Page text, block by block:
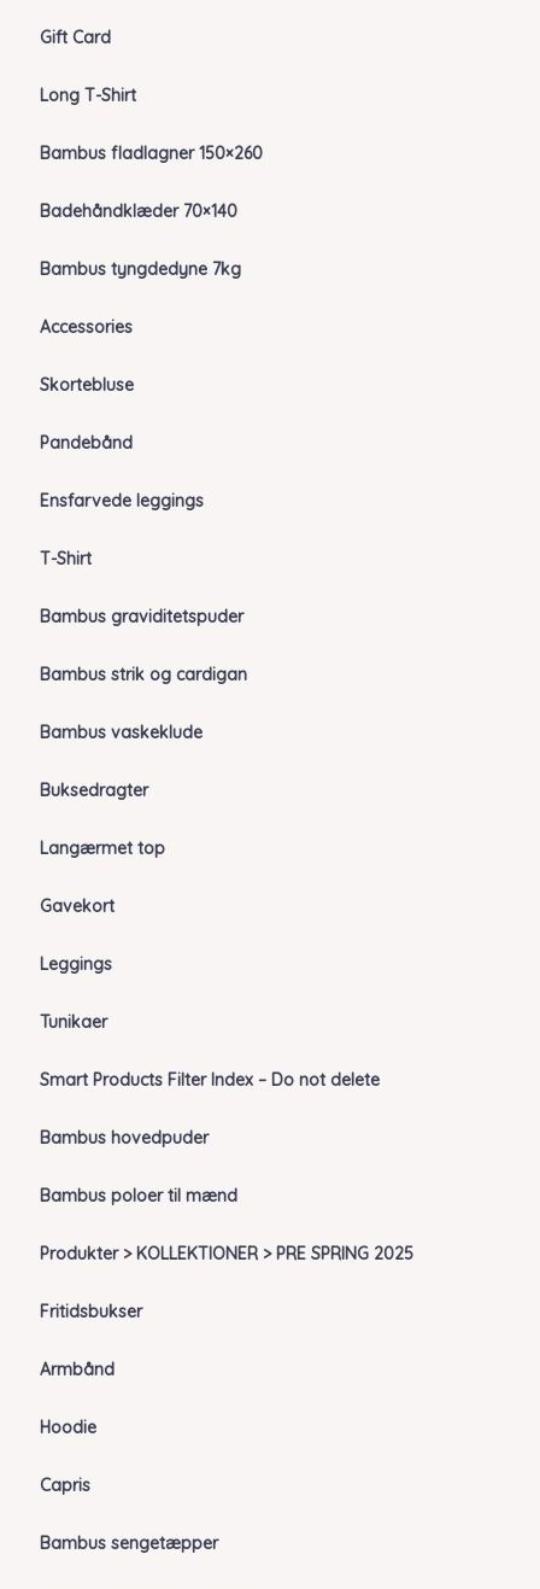
Gift Card
Long T-Shirt
Bambus fladlagner 150×260
Badehåndklæder 70×140
Bambus tyngdedyne 7kg
Accessories
Skortebluse
Pandebånd
Ensfarvede leggings
T-Shirt
Bambus graviditetspuder
Bambus strik og cardigan
Bambus vaskeklude
Buksedragter
Langærmet top
Gavekort
Leggings
Tunikaer
Smart Products Filter Index – Do not delete
Bambus hovedpuder
Bambus poloer til mænd
Produkter > KOLLEKTIONER > PRE SPRING 2025
Fritidsbukser
Armbånd
Hoodie
Capris
Bambus sengetæpper